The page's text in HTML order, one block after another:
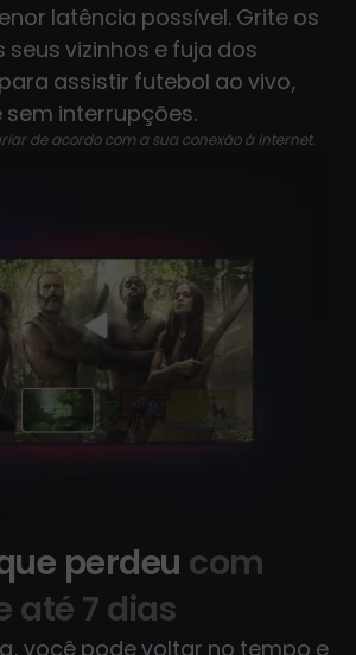
latência possível. Grite os
seus vizinhos e fuja dos
assistir futebol ao vivo,
interrupções.
de acordo com a sua conexão à internet.
perdeu com
até 7 dias
você pode voltar no tempo e